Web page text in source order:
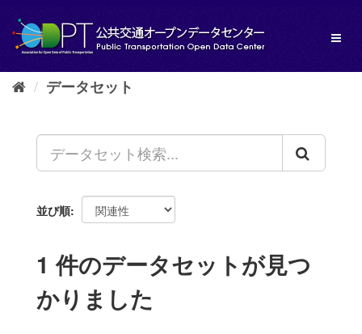
し
データセット
並び順
1 件のデータセットが見つ
かりました